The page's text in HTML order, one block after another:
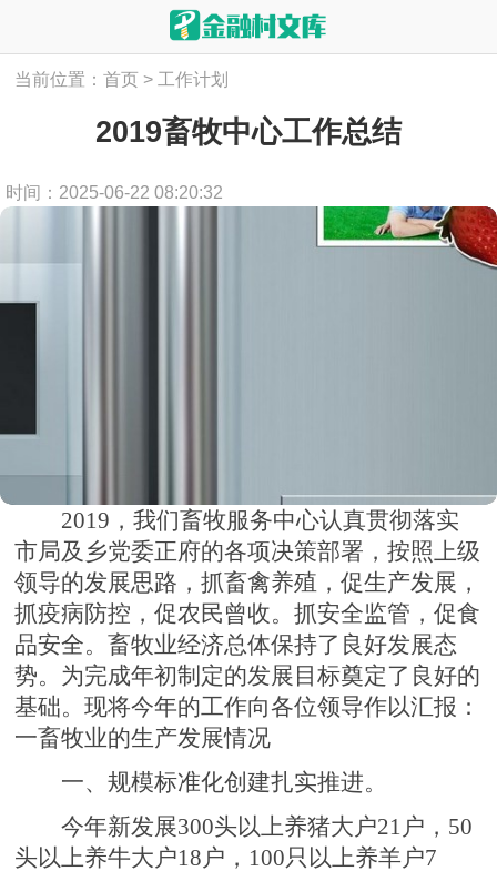
当前位置：首页 > 工作计划
2019畜牧中心工作总结
时间：2025-06-22 08:20:32
2019，我们畜牧服务中心认真贯彻落实
市局及乡党委正府的各项决策部署，按照上级
领导的发展思路，抓畜禽养殖，促生产发展，
抓疫病防控，促农民曾收。抓安全监管，促食
品安全。畜牧业经济总体保持了良好发展态
势。为完成年初制定的发展目标奠定了良好的
基础。现将今年的工作向各位领导作以汇报：
一畜牧业的生产发展情况
一、规模标准化创建扎实推进。
今年新发展300头以上养猪大户21户，50
头以上养牛大户18户，100只以上养羊户7